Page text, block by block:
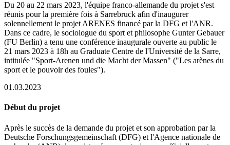
Du 20 au 22 mars 2023, l'équipe franco-allemande du projet s'est
réunis pour la première fois à Sarrebruck afin d'inaugurer
solennellement le projet ARENES financé par la DFG et l'ANR.
Dans ce cadre, le sociologue du sport et philosophe Gunter Gebauer
(FU Berlin) a tenu une conférence inaugurale ouverte au public le
21 mars 2023 à 18h au Graduate Centre de l'Université de la Sarre,
intitulée "Sport-Arenen und die Macht der Massen" ("Les arènes du
sport et le pouvoir des foules").
01.03.2023
Début du projet
Après le succès de la demande du projet et son approbation par la
Deutsche Forschungsgemeinschaft (DFG) et l'Agence nationale de